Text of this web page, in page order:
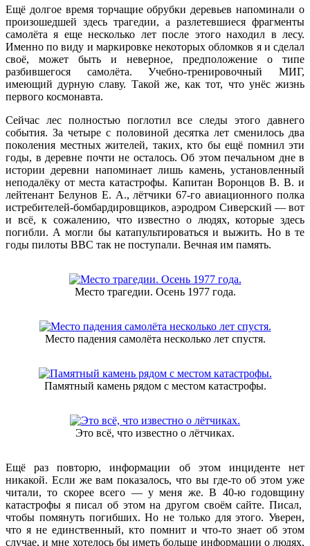
Ещё долгое время торчащие обрубки деревьев напоминали о
произошедшей здесь трагедии, а разлетевшиеся фрагменты
самолёта я еще несколько лет после этого находил в лесу.
Именно по виду и маркировке некоторых обломков я и сделал
своё, может быть и неверное, предположение о типе
разбившегося самолёта. Учебно-тренировочный МИГ,
имеющий дурную славу. Такой же, как тот, что унёс жизнь
первого космонавта.
Сейчас лес полностью поглотил все следы этого давнего
события. За четыре с половиной десятка лет сменилось два
поколения местных жителей, таких, кто бы ещё помнил эти
годы, в деревне почти не осталось. Об этом печальном дне в
истории деревни напоминает лишь камень, установленный
неподалёку от места катастрофы. Капитан Воронцов В. В. и
лейтенант Белунов Е. А., лётчики 67-го авиационного полка
истребителей-бомбардировщиков, аэродром Сиверский — вот
и всё, к сожалению, что известно о людях, которые здесь
погибли. А могли бы катапультироваться и выжить. Но в те
годы пилоты ВВС так не поступали. Вечная им память.
Место трагедии. Осень 1977 года.
Место падения самолёта несколько лет спустя.
Памятный камень рядом с местом катастрофы.
Это всё, что известно о лётчиках.
Ещё раз повторю, информации об этом инциденте нет
никакой. Если же вам показалось, что вы где-то об этом уже
читали, то скорее всего — у меня же. В 40-ю годовщину
катастрофы я писал об этом на другом своём сайте. Писал,
чтобы помянуть погибших. Но не только для этого. Уверен,
что я не единственный, кто помнит и что-то знает об этом
случае, и мне хотелось бы иметь больше информации о людях,